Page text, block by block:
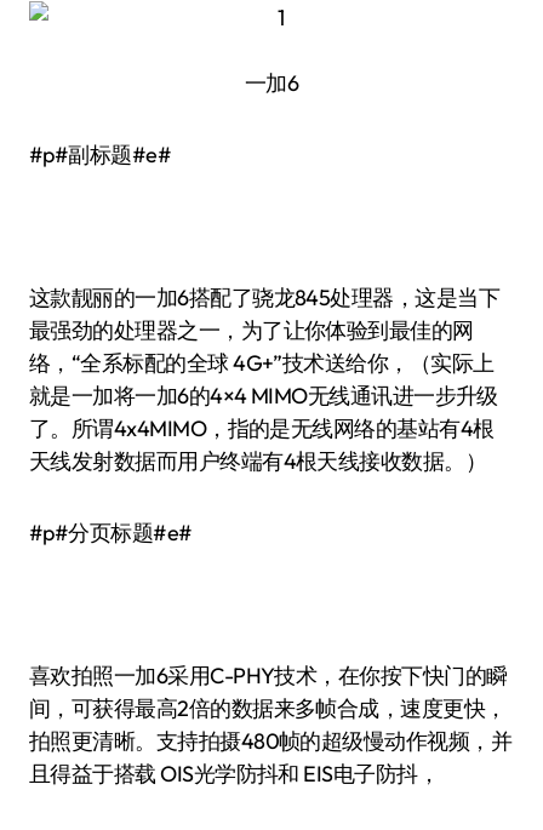
一加6
#p#副标题#e#
这款靓丽的一加6搭配了骁龙845处理器，这是当下
最强劲的处理器之一，为了让你体验到最佳的网
络，“全系标配的全球 4G+”技术送给你，（实际上
就是一加将一加6的4×4 MIMO无线通讯进一步升级
了。所谓4x4MIMO，指的是无线网络的基站有4根
天线发射数据而用户终端有4根天线接收数据。）
#p#分页标题#e#
喜欢拍照一加6采用C-PHY技术，在你按下快门的瞬
间，可获得最高2倍的数据来多帧合成，速度更快，
拍照更清晰。支持拍摄480帧的超级慢动作视频，并
且得益于搭载 OIS光学防抖和 EIS电子防抖，